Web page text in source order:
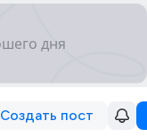
Создать пост